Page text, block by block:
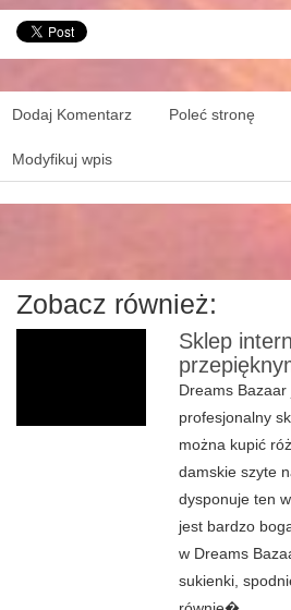
Dodaj Komentarz Poleć stronę
Modyfikuj wpis
Zobacz również:
Sklep
Dreams
profesjonalny
można kupić
damskie szyte
dysponuje ten
jest bardzo
w Dreams
sukienki,